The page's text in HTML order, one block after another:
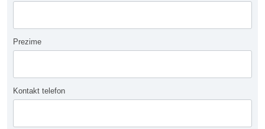
Prezime
Kontakt telefon